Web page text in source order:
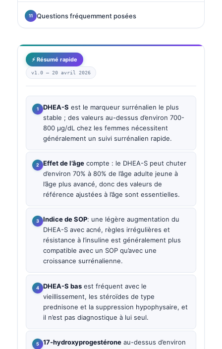
Questions fréquemment posées
⚡ Résumé rapide
v1.0 — 20 avril 2026
DHEA-S est le marqueur surrénalien le plus
stable ; des valeurs au-dessus d’environ 700-
800 µg/dL chez les femmes nécessitent
généralement un suivi surrénalien rapide.
Effet de l’âge compte : le DHEA-S peut chuter
d’environ 70% à 80% de l’âge adulte jeune à
l’âge plus avancé, donc des valeurs de
référence ajustées à l’âge sont essentielles.
Indice de SOP: une légère augmentation du
DHEA-S avec acné, règles irrégulières et
résistance à l’insuline est généralement plus
compatible avec un SOP qu’avec une
croissance surrénalienne.
DHEA-S bas est fréquent avec le
vieillissement, les stéroïdes de type
prednisone et la suppression hypophysaire, et
il n’est pas diagnostique à lui seul.
17-hydroxyprogestérone au-dessus d’environ